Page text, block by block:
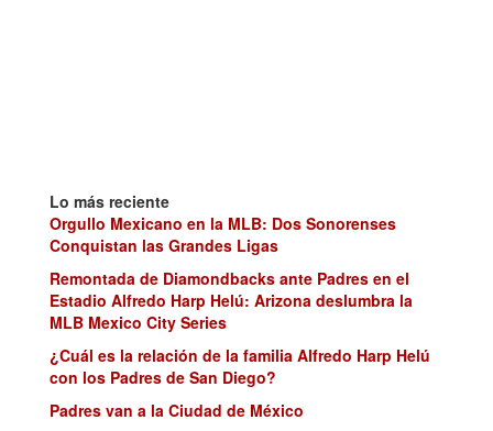
Lo más reciente
Orgullo Mexicano en la MLB: Dos Sonorenses
Conquistan las Grandes Ligas
Remontada de Diamondbacks ante Padres en el
Estadio Alfredo Harp Helú: Arizona deslumbra la
MLB Mexico City Series
¿Cuál es la relación de la familia Alfredo Harp Helú
con los Padres de San Diego?
Padres van a la Ciudad de México